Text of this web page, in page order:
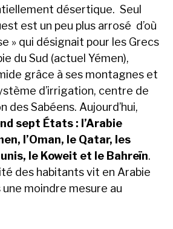
désertique. Seul
est un peu plus arrosé d’où
» qui désignait pour les Grecs
du Sud (actuel Yémen),
grâce à ses montagnes et
d’irrigation, centre de
des Sabéens. Aujourd’hui,
sept États : l’Arabie
l’Oman, le Qatar, les
le Koweit et le Bahreïn.
des habitants vit en Arabie
moindre mesure au